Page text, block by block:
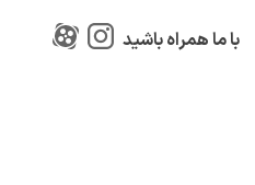
با ما همراه باشید